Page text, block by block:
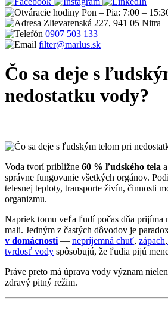
Pon – Pia: 7:00 –
Zlievarenská 227, 941 05 Nitra
0907 503 133
filter@marlus.sk
Čo sa deje s
nedostatku vody?
Voda tvorí približne 60 % ľudského tela
správne fungovanie všetkých orgánov.
telesnej teploty, transporte živín, činnosti
organizmu.
Napriek tomu veľa ľudí počas dňa prijíma
mali. Jedným z častých dôvodov je
v domácnosti — nepríjemná chuť, zápach,
tvrdosť vody spôsobujú, že ľudia pijú
Práve preto má úprava vody význam
zdravý pitný režim.